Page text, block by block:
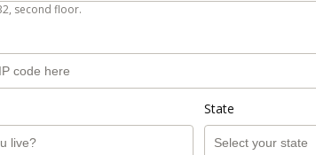
second floor.
State